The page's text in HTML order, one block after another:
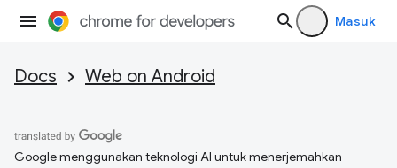
Masuk
Docs Web on Android
Google menggunakan teknologi AI untuk menerjemahkan